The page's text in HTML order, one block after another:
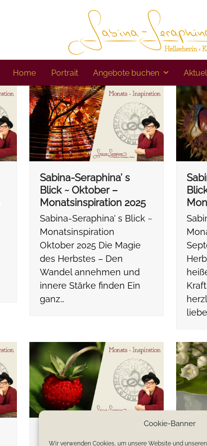
Cookie-Banner
Wir verwenden Cookies, um unsere Website und
Home Portrait Angebote buchen
Sabina-Seraphina’ s
Blick ~ Oktober –
Monatsinspiration 2025
Sabina-Seraphina’ s Blick ~
Monatsinspiration
Oktober 2025 Die Magie
des Herbstes – Den
Wandel annehmen und
innere Stärke finden Ein
ganz…